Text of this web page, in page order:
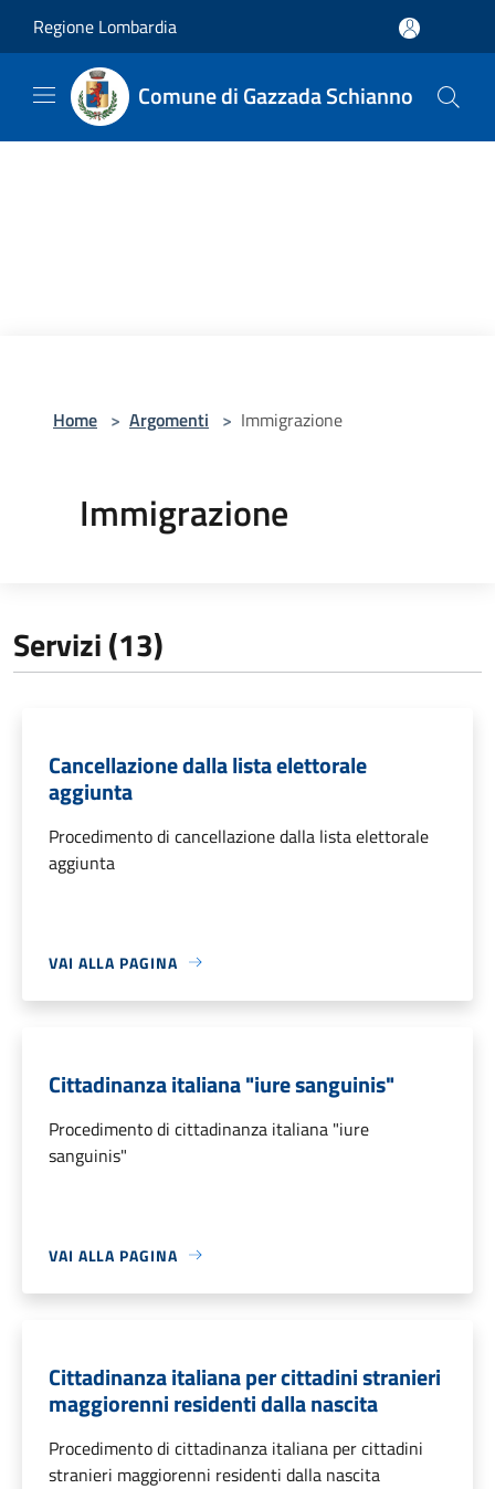
Regione Lombardia
Comune di Gazzada Schianno
Home > Argomenti > Immigrazione
Immigrazione
Servizi (13)
Cancellazione dalla lista elettorale
aggiunta
Procedimento di cancellazione dalla lista elettorale
aggiunta
VAI ALLA PAGINA
Cittadinanza italiana "iure sanguinis"
Procedimento di cittadinanza italiana "iure
sanguinis"
VAI ALLA PAGINA
Cittadinanza italiana per cittadini stranieri
maggiorenni residenti dalla nascita
Procedimento di cittadinanza italiana per cittadini
stranieri maggiorenni residenti dalla nascita